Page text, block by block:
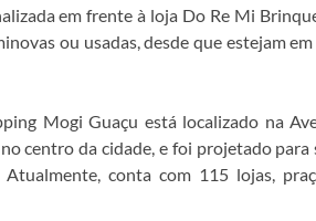
em frente à loja Do Re Mi
ou usadas, desde que estejam
Mogi Guaçu está localizado na
centro da cidade, e foi projetado para
conta com 115 lojas,